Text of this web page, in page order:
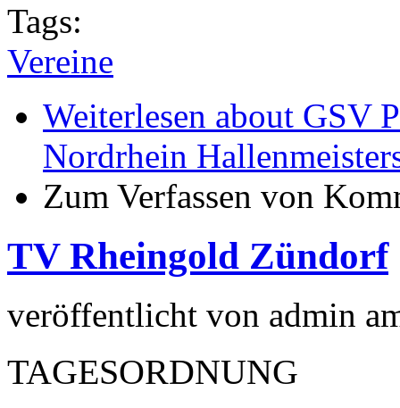
Tags:
Vereine
Weiterlesen about GSV
Nordrhein
Zum Verfassen von
TV Rheingold Zündorf
veröffentlicht von admin
TAGESORDNUNG